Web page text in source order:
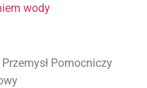
wody
Pomocniczy